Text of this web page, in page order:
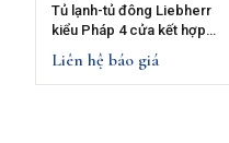
Tủ lạnh-tủ đông Liebherr
kiểu Pháp 4 cửa kết hợp
MBsddi 9058
Liên hệ báo giá